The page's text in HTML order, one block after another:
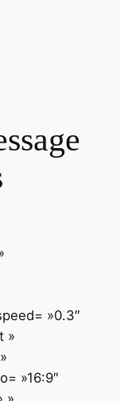
»0.3″
»
»16:9″